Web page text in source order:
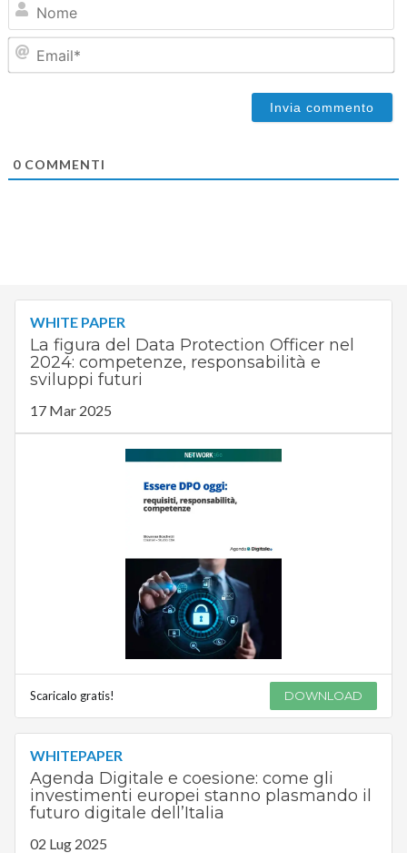
0COMMENTI
WHITE PAPER
La figura del Data Protection Officer nel
2024: competenze, responsabilità e
sviluppi futuri
17 Mar 2025
Scaricalo gratis! DOWNLOAD
WHITEPAPER
Agenda Digitale e coesione: come gli
investimenti europei stanno plasmando il
futuro digitale dell’Italia
02 Lug 2025